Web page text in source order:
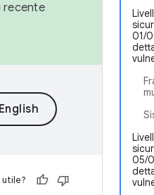
01/
05/
recente